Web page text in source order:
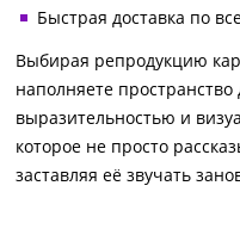
Быстрая доставка по
Выбирая репродукцию
наполняете
выразительностью и
которое не просто
заставляя её звучать